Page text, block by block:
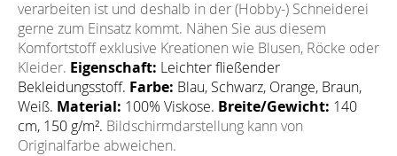
verarbeiten ist und deshalb in der (Hobby-) Schneiderei
gerne zum Einsatz kommt. Nähen Sie aus diesem
Komfortstoff exklusive Kreationen wie Blusen, Röcke oder
Kleider. Eigenschaft: Leichter fließender
Bekleidungsstoff. Farbe: Blau, Schwarz, Orange, Braun,
Weiß. Material: 100% Viskose. Breite/Gewicht: 140
cm, 150 g/m². Bildschirmdarstellung kann von
Originalfarbe abweichen.